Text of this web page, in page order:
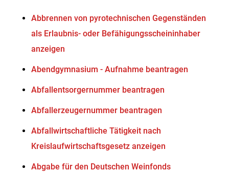
Abbrennen von pyrotechnischen Gegenständen
als Erlaubnis- oder Befähigungsscheininhaber
anzeigen
Abendgymnasium - Aufnahme beantragen
Abfallentsorgernummer beantragen
Abfallerzeugernummer beantragen
Abfallwirtschaftliche Tätigkeit nach
Kreislaufwirtschaftsgesetz anzeigen
Abgabe für den Deutschen Weinfonds